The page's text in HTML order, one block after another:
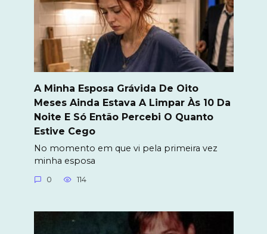
A Minha Esposa Grávida De Oito
Meses Ainda Estava A Limpar Às 10 Da
Noite E Só Então Percebi O Quanto
Estive Cego
No momento em que vi pela primeira vez
minha esposa
0 114